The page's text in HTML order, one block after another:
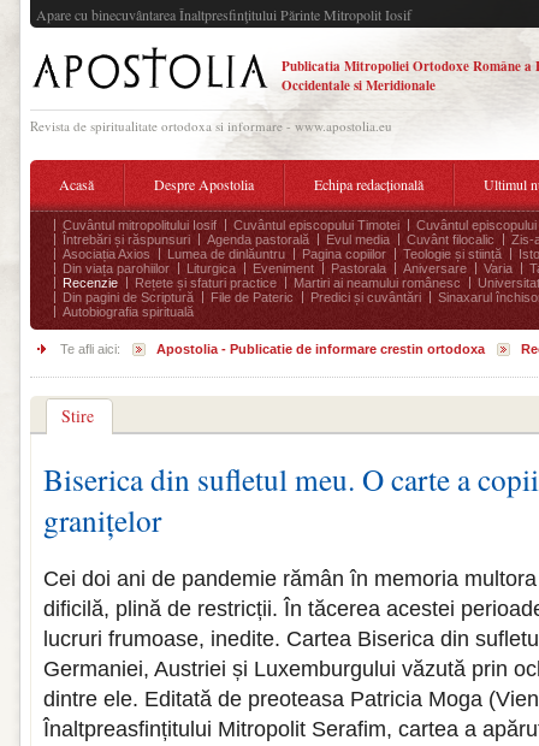
Apare cu binecuvântarea Înaltpresfinţitului Părinte Mitropolit Iosif
Publicatia Mitropoliei Ortodoxe Române a
Occidentale si Meridionale
Revista de spiritualitate ortodoxa si informare - www.apostolia.eu
Acasă Despre Apostolia Echipa redacțională Ultimul
Cuvântul mitropolitului Iosif Cuvântul episcopului Timotei
Cuvântul episcopului
Întrebări și răspunsuri
Agenda pastorală Evul media Cuvânt filocalic
Zis-
Asociația Axios
Lumea de dinlăuntru Pagina copiilor Teologie și stiință
Din viața parohiilor
Liturgica Eveniment Pastorala Aniversare Varia
Recenzie
Rețete și sfaturi practice Martiri ai neamului românesc
Din pagini de Scriptură
File de Pateric Predici și cuvântări
Sinaxarul
Autobiografia spirituală
Te afli aici: Apostolia - Publicatie de informare crestin ortodoxa
Stire
Biserica din sufletul meu. O carte a
granițelor
Cei doi ani de pandemie rămân în memoria
dificilă, plină de restricții. În tăcerea acestei
lucruri frumoase, inedite. Cartea Biserica din
Germaniei, Austriei și Luxemburgului văzută prin
dintre ele. Editată de preoteasa Patricia Moga
Înaltpreasfințitului Mitropolit Serafim, cartea a